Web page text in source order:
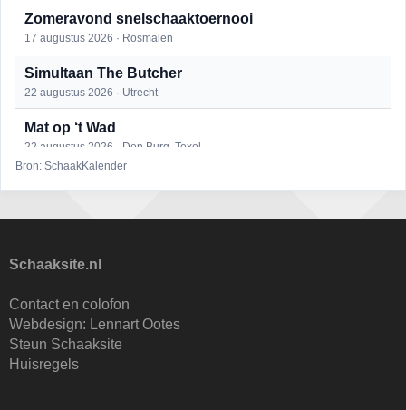
Zomeravond snelschaaktoernooi
17 augustus 2026 · Rosmalen
Simultaan The Butcher
22 augustus 2026 · Utrecht
Mat op ‘t Wad
22 augustus 2026 · Den Burg, Texel
23 augustus 2026 · Utrecht
25 augustus 2026 · Bunschoten-Spakenburg
Nazomervierkampentoernooi 2026
28 augustus 2026 · Assen
Bron: SchaakKalender
Schaaksite.nl
Contact en colofon
Webdesign: Lennart Ootes
Steun Schaaksite
Huisregels